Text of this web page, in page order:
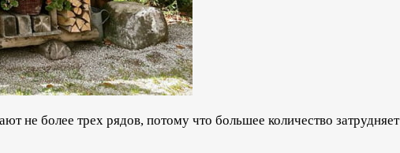
не более трех рядов, потому что большее количество затрудняет